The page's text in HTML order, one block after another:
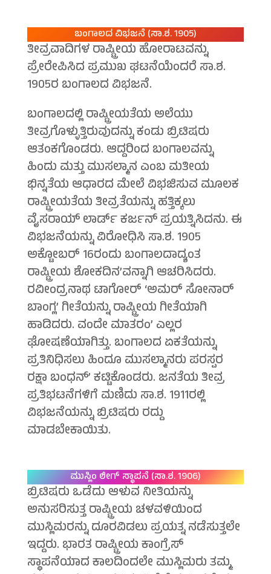
ಬಂಗಾಲದ ವಿಭಜನೆ (ಸಾ.ಶ. 1905)
ತೀವ್ರವಾದಿಗಳ ರಾಷ್ಟ್ರೀಯ ಹೋರಾಟವನ್ನು
ಪ್ರೇರೇಪಿಸಿದ ಪ್ರಮುಖ ಘಟನೆಯೆಂದರೆ ಸಾ.ಶ.
1905ರ ಬಂಗಾಲದ ವಿಭಜನೆ.
ಬಂಗಾಲದಲ್ಲಿ ರಾಷ್ಟ್ರೀಯತೆಯ ಅಲೆಯು
ತೀವ್ರಗೊಳ್ಳುತ್ತಿರುವುದನ್ನು ಕಂಡು ಬ್ರಿಟಿಷರು
ಆತಂಕಗೊಂಡರು. ಆದ್ದರಿಂದ ಬಂಗಾಲವನ್ನು
ಹಿಂದು ಮತ್ತು ಮುಸಲ್ಮಾನ ಎಂಬ ಮತೀಯ
ಭಿನ್ನತೆಯ ಆಧಾರದ ಮೇಲೆ ವಿಭಜಿಸುವ ಮೂಲಕ
ರಾಷ್ಟ್ರೀಯತೆಯ ತೀವ್ರತೆಯನ್ನು ಹತ್ತಿಕ್ಕಲು
ವೈಸರಾಯ್ ಲಾರ್ಡ್ ಕರ್ಜನ್ ಪ್ರಯತ್ನಿಸಿದನು. ಈ
ವಿಭಜನೆಯನ್ನು ವಿರೋಧಿಸಿ ಸಾ.ಶ. 1905
ಅಕ್ಟೋಬರ್ 16ರಂದು ಬಂಗಾಲದಾದ್ಯಂತ
ರಾಷ್ಟ್ರೀಯ ಶೋಕದಿನ’ವನ್ನಾಗಿ ಆಚರಿಸಿದರು.
ರವೀಂದ್ರನಾಥ ಟಾಗೋರ್ ‘ಅಮರ್ ಸೋನಾರ್
ಬಾಂಗ್ಲ’ ಗೀತೆಯನ್ನು ರಾಷ್ಟ್ರೀಯ ಗೀತೆಯಾಗಿ
ಹಾಡಿದರು. ವಂದೇ ಮಾತರಂ’ ಎಲ್ಲರ
ಘೋಷಣೆಯಾಗಿತ್ತು. ಬಂಗಾಲದ ಏಕತೆಯನ್ನು
ಪ್ರತಿನಿಧಿಸಲು ಹಿಂದೂ ಮುಸಲ್ಮಾನರು ಪರಸ್ಪರ
ರಕ್ಷಾ ಬಂಧನ್’ ಕಟ್ಟಿಕೊಂಡರು. ಜನತೆಯ ತೀವ್ರ
ಪ್ರತಿಭಟನೆಗಳಿಗೆ ಮಣಿದು ಸಾ.ಶ. 1911ರಲ್ಲಿ
ವಿಭಜನೆಯನ್ನು ಬ್ರಿಟಿಷರು ರದ್ದು
ಮಾಡಬೇಕಾಯಿತು.
ಮುಸ್ಲಿಂ ಲೀಗ್ ಸ್ಥಾಪನೆ (ಸಾ.ಶ. 1906)
ಬ್ರಿಟಿಷರು ಒಡೆದು ಆಳುವ ನೀತಿಯನ್ನು
ಅನುಸರಿಸುತ್ತ ರಾಷ್ಟ್ರೀಯ ಚಳವಳಿಯಿಂದ
ಮುಸ್ಲಿಮರನ್ನು ದೂರವಿಡಲು ಪ್ರಯತ್ನ ನಡೆಸುತ್ತಲೇ
ಇದ್ದರು. ಭಾರತ ರಾಷ್ಟ್ರೀಯ ಕಾಂಗ್ರೆಸ್
ಸ್ಥಾಪನೆಯಾದ ಕಾಲದಿಂದಲೇ ಮುಸ್ಲಿಮರು ತಮ್ಮ